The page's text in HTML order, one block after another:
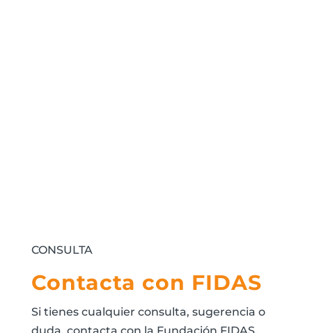
CONSULTA
Contacta con FIDAS
Si tienes cualquier consulta, sugerencia o
duda, contacta con la Fundación FIDAS.